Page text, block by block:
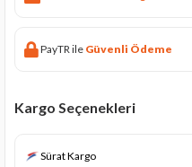
PayTR ile Güvenli Ödeme
Kargo Seçenekleri
Sürat Kargo